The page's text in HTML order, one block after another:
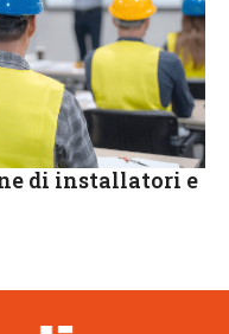
di installatori e